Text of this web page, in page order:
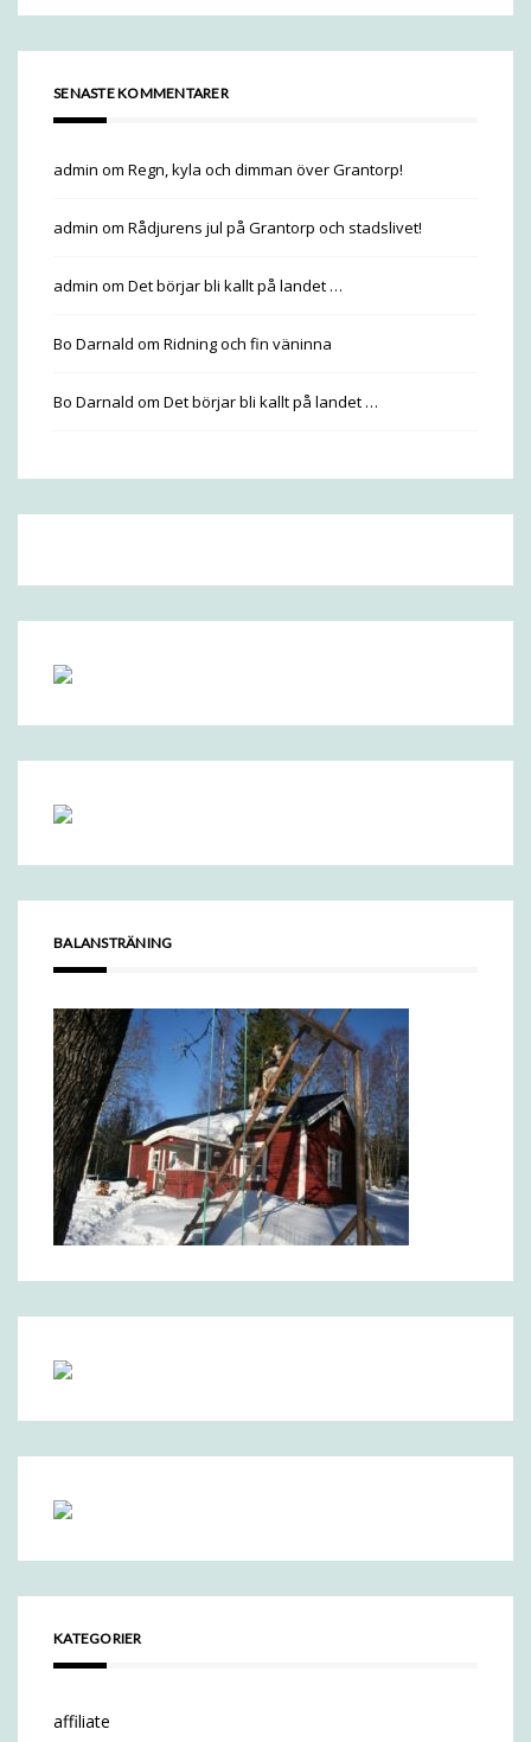
SENASTE KOMMENTARER
admin om Regn, kyla och dimman över Grantorp!
admin om Rådjurens jul på Grantorp och stadslivet!
admin om Det börjar bli kallt på landet …
Bo Darnald om Ridning och fin väninna
Bo Darnald om Det börjar bli kallt på landet …
BALANSTRÄNING
KATEGORIER
affiliate